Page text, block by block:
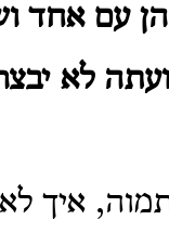
עם אחד
לא
איך